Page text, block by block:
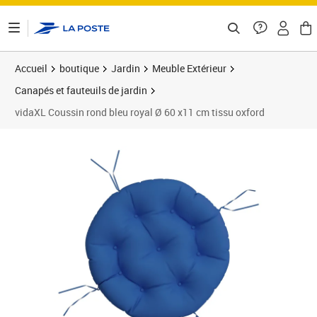
Accueil boutique Jardin
Meuble Extérieur
Canapés et fauteuils de jardin
vidaXL Coussin rond bleu royal Ø 60 x11 cm tissu oxford